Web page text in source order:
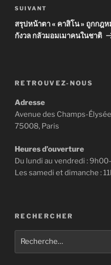
Article
suivant
SUIVANT
สรุปหน้าตา « คาสิโน » ถูกกฎ
กังวล กลัวมอมเมาคนในชาติ
RETROUVEZ-NOUS
Adresse
Avenue des Champs-
75008, Paris
Heures d’ouverture
Du lundi au vendredi :
Les samedi et dimanche :
RECHERCHER